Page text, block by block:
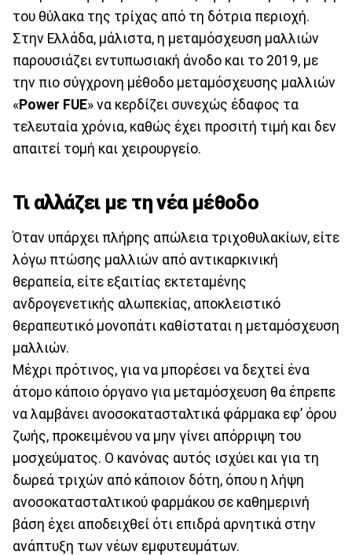
του θύλακα της τρίχας από τη δότρια περιοχή.
Στην Ελλάδα, μάλιστα, η μεταμόσχευση μαλλιών
παρουσιάζει εντυπωσιακή άνοδο και το 2019, με
την πιο σύγχρονη μέθοδο μεταμόσχευσης μαλλιών
«Power FUE» να κερδίζει συνεχώς έδαφος τα
τελευταία χρόνια, καθώς έχει προσιτή τιμή και δεν
απαιτεί τομή και χειρουργείο.
Τι αλλάζει με τη νέα μέθοδο
Όταν υπάρχει πλήρης απώλεια τριχοθυλακίων, είτε
λόγω πτώσης μαλλιών από αντικαρκινική
θεραπεία, είτε εξαιτίας εκτεταμένης
ανδρογενετικής αλωπεκίας, αποκλειστικό
θεραπευτικό μονοπάτι καθίσταται η μεταμόσχευση
μαλλιών.
Μέχρι πρότινος, για να μπορέσει να δεχτεί ένα
άτομο κάποιο όργανο για μεταμόσχευση θα έπρεπε
να λαμβάνει ανοσοκατασταλτικά φάρμακα εφ’ όρου
ζωής, προκειμένου να μην γίνει απόρριψη του
μοσχεύματος. Ο κανόνας αυτός ισχύει και για τη
δωρεά τριχών από κάποιον δότη, όπου η λήψη
ανοσοκατασταλτικού φαρμάκου σε καθημερινή
βάση έχει αποδειχθεί ότι επιδρά αρνητικά στην
ανάπτυξη των νέων εμφυτευμάτων.